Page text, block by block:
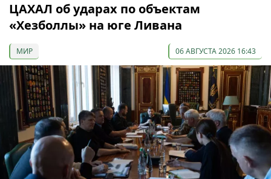
ЦАХАЛ об ударах по объектам
«Хезболлы» на юге Ливана
МИР 06 АВГУСТА 2026 16:43